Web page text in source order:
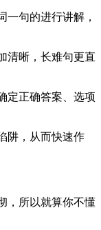
一句的进行讲解，
清晰，长难句更直
定正确答案、选项
阱，从而快速作
，所以就算你不懂